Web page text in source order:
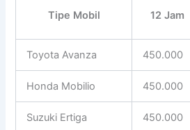
Tipe Mobil 12 Jam
Toyota Avanza 450.000
Honda Mobilio 450.000
Suzuki Ertiga 450.000